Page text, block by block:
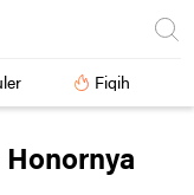
Fiqih